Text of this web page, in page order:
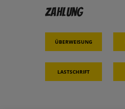
Zahlung
Überweisung
Lastschrift